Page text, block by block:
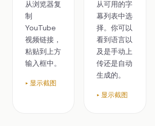
从浏览器复
制
YouTube
视频链接，
粘贴到上方
输入框中。
显示截图
从可用的字
幕列表中选
择。你可以
看到语言以
及是手动上
传还是自动
生成的。
显示截图